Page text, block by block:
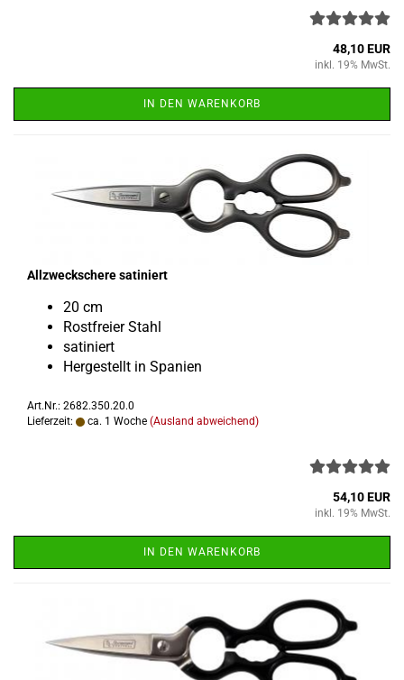
48,10 EUR
inkl. 19% MwSt.
IN DEN WARENKORB
All­zweck­sche­re sa­ti­niert
20 cm
Rost­frei­er Stahl
sa­ti­niert
Her­ge­stellt in Spa­ni­en
Art.Nr.: 2682.350.20.0
Lieferzeit:
ca. 1 Woche (Ausland abweichend)
54,10 EUR
inkl. 19% MwSt.
IN DEN WARENKORB